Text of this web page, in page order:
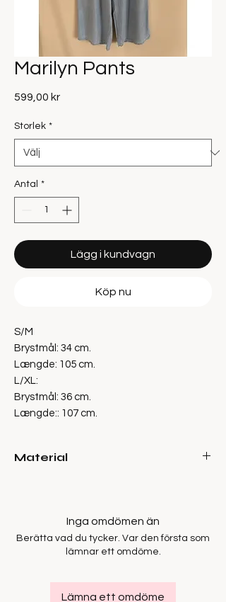
Marilyn Pants
599,00 krPris
Storlek *
Antal *
Lägg i kundvagn
Köp nu
S/M
Brystmål: 34 cm.
Længde: 105 cm.
L/XL:
Brystmål: 36 cm.
Længde:: 107 cm.
Material
Inga omdömen än
Berätta vad du tycker. Var den första som
lämnar ett omdöme.
Lämna ett omdöme